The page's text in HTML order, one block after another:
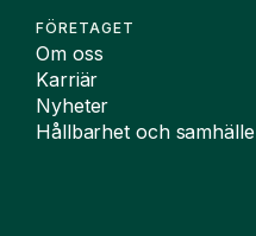
FÖRETAGET
Om oss
Karriär
Nyheter
Hållbarhet och samhälle